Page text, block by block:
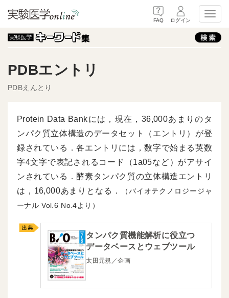
FAQ ログイン
PDBエントリ
PDBえんとり
Protein Data Bankには，現在，36,000あまりのタ
ンパク質立体構造のデータセット（エントリ）が登
録されている．各エントリには，数字で始まる英数
字4文字で表記されるコード（1a05など）がアサイ
ンされている．酵素タンパク質の立体構造エントリ
は，16,000あまりとなる．
（バイオテクノロジージャ
ーナル
6 4より）
タンパク質機能解析に役立つ
データベースとウェブツール
太田元規／企画